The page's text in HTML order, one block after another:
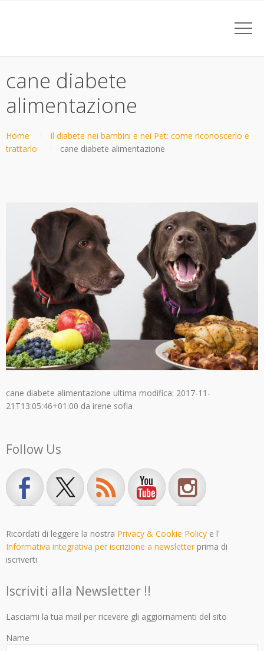
cane diabete
alimentazione
Home
Il diabete nei bambini e nei Pet: come riconoscerlo e
trattarlo
cane diabete alimentazione
cane diabete alimentazione ultima modifica: 2017-11-
21T13:05:46+01:00 da irene sofia
Follow Us
Ricordati di leggere la nostra Privacy & Cookie Policy e l'
Informativa integrativa per iscrizione a newsletterprima di
iscriverti
Iscriviti alla Newsletter !!
Lasciami la tua mail per ricevere gli aggiornamenti del sito
Name